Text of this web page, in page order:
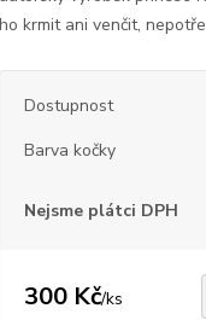
ho krmit ani venčit,
Dostupnost
Barva kočky
Nejsme plátci DPH
300 Kč/ks